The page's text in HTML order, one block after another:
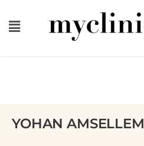
YOHAN AMSELLEM